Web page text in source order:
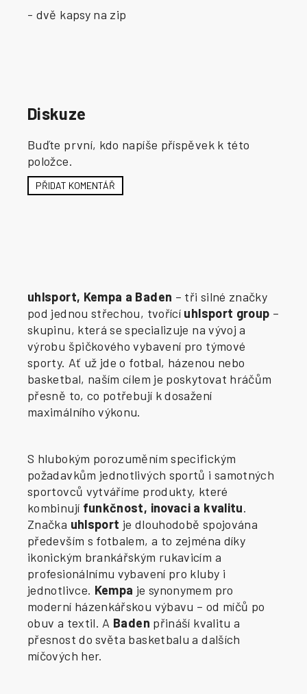
- dvě kapsy na zip
Diskuze
Buďte první, kdo napíše příspěvek k této
položce.
PŘIDAT KOMENTÁŘ
uhlsport, Kempa a Baden – tři silné značky
pod jednou střechou, tvořící uhlsport group –
skupinu, která se specializuje na vývoj a
výrobu špičkového vybavení pro týmové
sporty. Ať už jde o fotbal, házenou nebo
basketbal, naším cílem je poskytovat hráčům
přesně to, co potřebují k dosažení
maximálního výkonu.
S hlubokým porozuměním specifickým
požadavkům jednotlivých sportů i samotných
sportovců vytváříme produkty, které
kombinují funkčnost, inovaci a kvalitu.
Značka uhlsport je dlouhodobě spojována
především s fotbalem, a to zejména díky
ikonickým brankářským rukavicím a
profesionálnímu vybavení pro kluby i
jednotlivce. Kempa je synonymem pro
moderní házenkářskou výbavu – od míčů po
obuv a textil. A Baden přináší kvalitu a
přesnost do světa basketbalu a dalších
míčových her.